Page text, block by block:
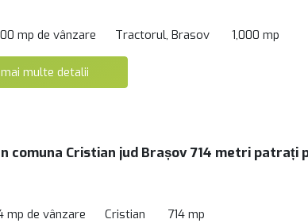
mp de vânzare Tractorul, Brasov 1,000 mp
multe detalii
comuna Cristian jud Brașov 714 metri patrați
mp de vânzare Cristian 714 mp